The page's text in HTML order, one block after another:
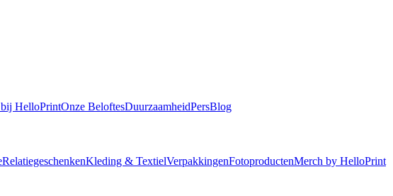
HelloPrintOnze BeloftesDuurzaamheidPersBlog
RelatiegeschenkenKleding & TextielVerpakkingenFotoproductenMerch by HelloPrint